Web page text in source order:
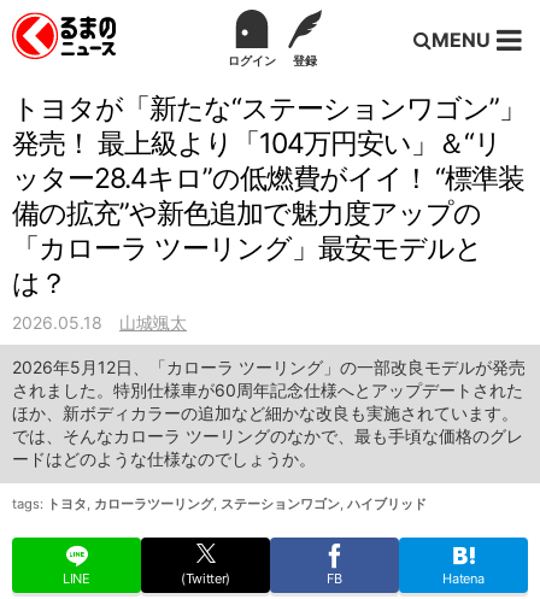
ログイン 登録
MENU
トヨタが「新たな“ステーションワゴン”」
発売！ 最上級より「104万円安い」＆“リ
ッター28.4キロ”の低燃費がイイ！ “標準装
備の拡充”や新色追加で魅力度アップの
「カローラ ツーリング」最安モデルと
は？
2026.05.18 山城颯太
2026年5月12日、「カローラ ツーリング」の一部改良モデルが発売
されました。特別仕様車が60周年記念仕様へとアップデートされた
ほか、新ボディカラーの追加など細かな改良も実施されています。
では、そんなカローラ ツーリングのなかで、最も手頃な価格のグレ
ードはどのような仕様なのでしょうか。
tags: トヨタ, カローラツーリング, ステーションワゴン, ハイブリッド
LINE (Twitter) FB Hatena